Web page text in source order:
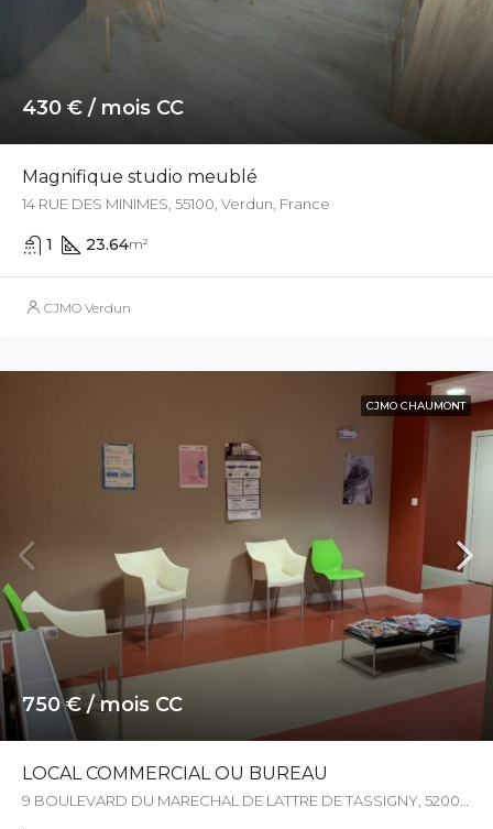
430 € / mois CC
Magnifique studio meublé
14 RUE DES MINIMES, 55100, Verdun, France
1 23.64m²
CJMO Verdun
CJMO CHAUMONT
750 € / mois CC
LOCAL COMMERCIAL OU BUREAU